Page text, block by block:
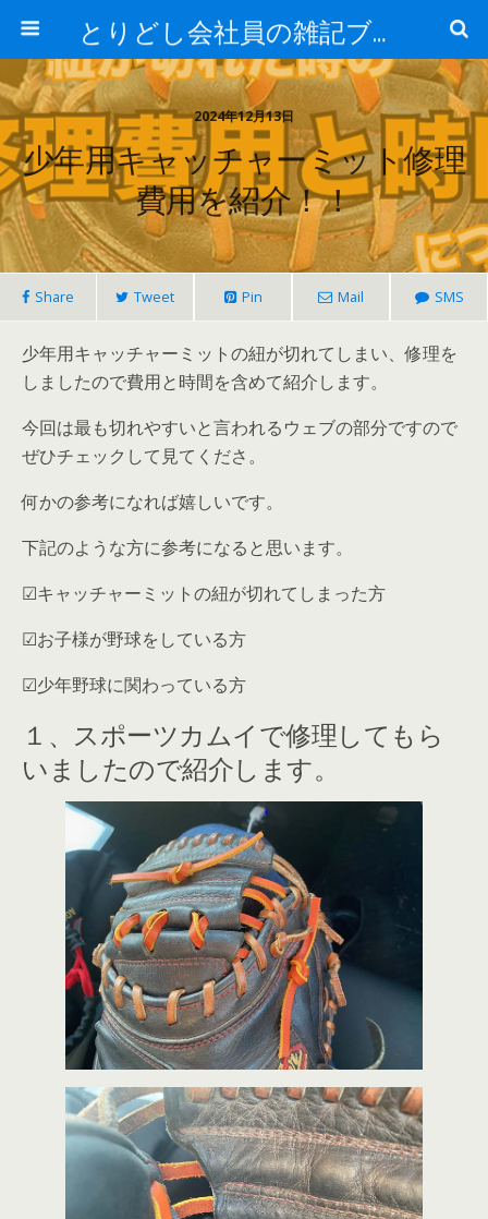
とりどし会社員の雑記ブログ
2024年12月13日
少年用キャッチャーミット修理
費用を紹介！！
Share Tweet Pin Mail SMS
少年用キャッチャーミットの紐が切れてしまい、修理を
しましたので費用と時間を含めて紹介します。
今回は最も切れやすいと言われるウェブの部分ですので
ぜひチェックして見てくださ。
何かの参考になれば嬉しいです。
下記のような方に参考になると思います。
☑︎キャッチャーミットの紐が切れてしまった方
☑︎お子様が野球をしている方
☑︎少年野球に関わっている方
１、スポーツカムイで修理してもら
いましたので紹介します。